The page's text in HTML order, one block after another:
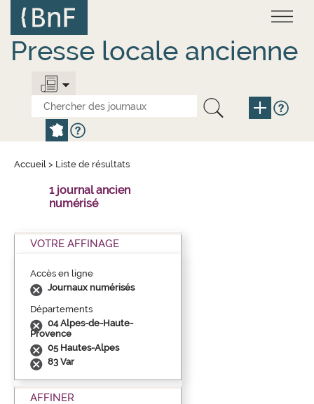
contenu
principal
Presse locale ancienne
Accueil > Liste de résultats
1 journal ancien
numérisé
VOTRE AFFINAGE
Accès en ligne
Journaux numérisés
Départements
04 Alpes-de-Haute-
Provence
05 Hautes-Alpes
83 Var
AFFINER
Panneau de gestion des cookies